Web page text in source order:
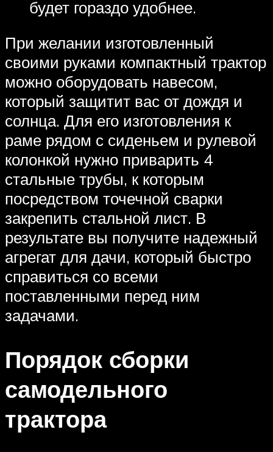
будет гораздо удобнее.
При желании изготовленный
своими руками компактный трактор
можно оборудовать навесом,
который защитит вас от дождя и
солнца. Для его изготовления к
раме рядом с сиденьем и рулевой
колонкой нужно приварить 4
стальные трубы, к которым
посредством точечной сварки
закрепить стальной лист. В
результате вы получите надежный
агрегат для дачи, который быстро
справиться со всеми
поставленными перед ним
задачами.
Порядок сборки
самодельного
трактора